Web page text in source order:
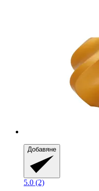
Добавяне
5.0 (2)